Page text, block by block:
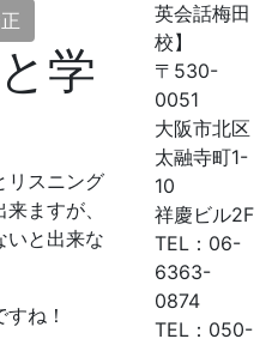
学
リスニング
ますが、
いと出来な
ね！
英会話梅田
校】
〒530-
0051
大阪市北区
太融寺町1-
10
祥慶ビル2F
TEL：06-
6363-
0874
TEL：050-